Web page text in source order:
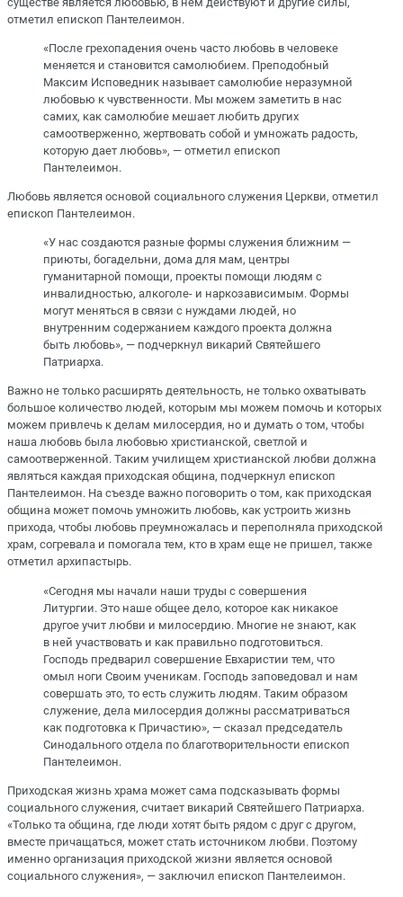
отметил епископ Пантелеимон.
«После грехопадения очень часто любовь в человеке
меняется и становится самолюбием. Преподобный
Максим Исповедник называет самолюбие неразумной
любовью к чувственности. Мы можем заметить в нас
самих, как самолюбие мешает любить других
самоотверженно, жертвовать собой и умножать радость,
которую дает любовь», — отметил епископ
Пантелеимон.
Любовь является основой социального служения Церкви, отметил
епископ Пантелеимон.
«У нас создаются разные формы служения ближним —
приюты, богадельни, дома для мам, центры
гуманитарной помощи, проекты помощи людям с
инвалидностью, алкоголе- и наркозависимым. Формы
могут меняться в связи с нуждами людей, но
внутренним содержанием каждого проекта должна
быть любовь», — подчеркнул викарий Святейшего
Патриарха.
Важно не только расширять деятельность, не только охватывать
большое количество людей, которым мы можем помочь и которых
можем привлечь к делам милосердия, но и думать о том, чтобы
наша любовь была любовью христианской, светлой и
самоотверженной. Таким училищем христианской любви должна
являться каждая приходская община, подчеркнул епископ
Пантелеимон. На съезде важно поговорить о том, как приходская
община может помочь умножить любовь, как устроить жизнь
прихода, чтобы любовь преумножалась и переполняла приходской
храм, согревала и помогала тем, кто в храм еще не пришел, также
отметил архипастырь.
«Сегодня мы начали наши труды с совершения
Литургии. Это наше общее дело, которое как никакое
другое учит любви и милосердию. Многие не знают, как
в ней участвовать и как правильно подготовиться.
Господь предварил совершение Евхаристии тем, что
омыл ноги Своим ученикам. Господь заповедовал и нам
совершать это, то есть служить людям. Таким образом
служение, дела милосердия должны рассматриваться
как подготовка к Причастию», — сказал председатель
Синодального отдела по благотворительности епископ
Пантелеимон.
Приходская жизнь храма может сама подсказывать формы
социального служения, считает викарий Святейшего Патриарха.
«Только та община, где люди хотят быть рядом с друг с другом,
вместе причащаться, может стать источником любви. Поэтому
именно организация приходской жизни является основой
социального служения», — заключил епископ Пантелеимон.